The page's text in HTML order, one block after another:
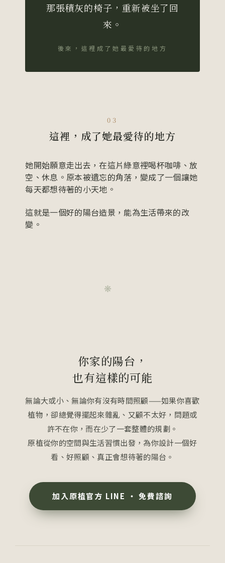
那張積灰的椅子，重新被坐了回
來。
後來，這裡成了她最愛待的地方
03
這裡，成了她最愛待的地方
她開始願意走出去，在這片綠意裡喝杯咖啡、放
空、休息。原本被遺忘的角落，變成了一個讓她
每天都想待著的小天地。
這就是一個好的陽台造景，能為生活帶來的改
變。
❋
你家的陽台，
也有這樣的可能
無論大或小、無論你有沒有時間照顧——如果你喜歡
植物，卻總覺得擺起來雜亂、又顧不太好，問題或
許不在你，而在少了一套整體的規劃。
原植從你的空間與生活習慣出發，為你設計一個好
看、好照顧、真正會想待著的陽台。
加入原植官方 LINE ・ 免費諮詢